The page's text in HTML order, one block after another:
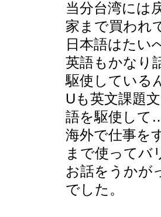
当分台湾には
家まで買われ
日本語はたい
英語もかなり
駆使している
Uも英文課題
語を駆使して
海外で仕事を
まで使ってバ
お話をうかが
でした。